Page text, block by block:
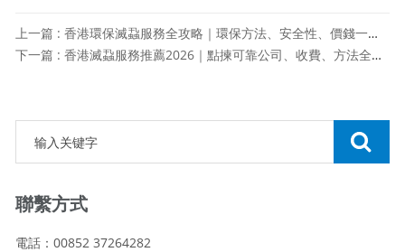
上一篇 : 香港環保滅蝨服務全攻略｜環保方法、安全性、價錢一次睇清
下一篇 : 香港滅蝨服務推薦2026｜點揀可靠公司、收費、方法全攻略
聯繫方式
電話：00852 37264282